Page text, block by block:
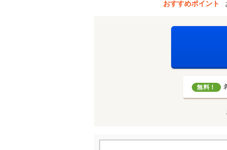
おすすめポイント
無料！